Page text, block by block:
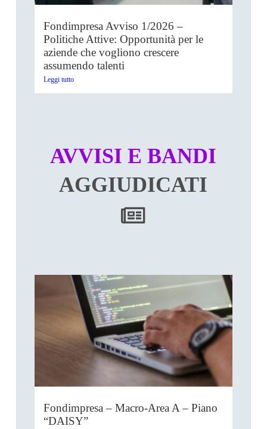
Fondimpresa Avviso 1/2026 –
Politiche Attive: Opportunità per le
aziende che vogliono crescere
assumendo talenti
Leggi tutto
AVVISI E BANDI
AGGIUDICATI
Fondimpresa – Macro-Area A – Piano
“DAISY”